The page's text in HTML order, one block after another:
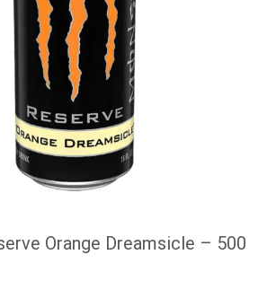
Orange Dreamsicle – 500